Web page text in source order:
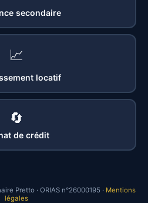
secondaire
📈
locatif
🔄
de crédit
Pretto · ORIAS n°26000195 · Mentions
légales